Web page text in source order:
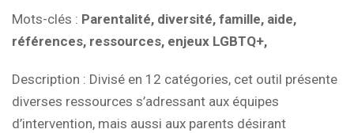
Mots-clés : Parentalité, diversité, famille, aide,
références, ressources, enjeux LGBTQ+,
Description : Divisé en 12 catégories, cet outil présente
diverses ressources s’adressant aux équipes
d’intervention, mais aussi aux parents désirant